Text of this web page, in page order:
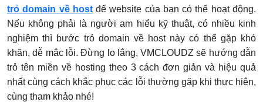
trỏ domain về hostđể website của bạn có thể hoạt động.
Nếu không phải là người am hiểu kỹ thuật, có nhiều kinh
nghiệm thì bước trỏ domain về host này có thể gặp khó
khăn, dễ mắc lỗi. Đừng lo lắng, VMCLOUDZ sẽ hướng dẫn
trỏ tên miền về hosting theo 3 cách đơn giản và hiệu quả
nhất cùng cách khắc phục các lỗi thường gặp khi thực hiện,
cùng tham khảo nhé!